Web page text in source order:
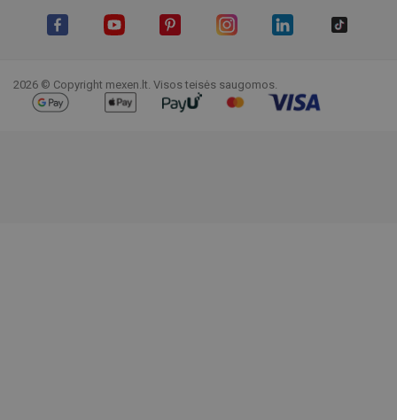
2026 © Copyright mexen.lt. Visos teisės saugomos.